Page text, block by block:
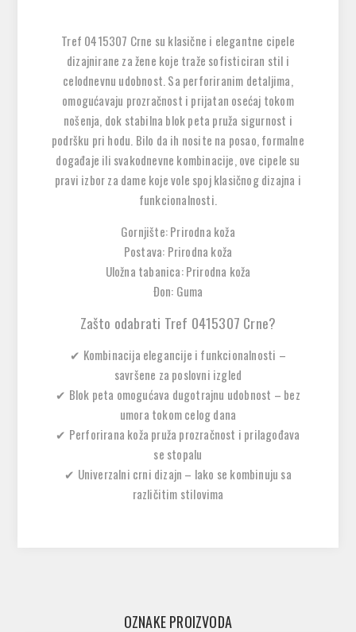
Tref 0415307 Crne su klasične i elegantne cipele
dizajnirane za žene koje traže sofisticiran stil i
celodnevnu udobnost. Sa perforiranim detaljima,
omogućavaju prozračnost i prijatan osećaj tokom
nošenja, dok stabilna blok peta pruža sigurnost i
podršku pri hodu. Bilo da ih nosite na posao, formalne
događaje ili svakodnevne kombinacije, ove cipele su
pravi izbor za dame koje vole spoj klasičnog dizajna i
funkcionalnosti.
Gornjište: Prirodna koža
Postava: Prirodna koža
Uložna tabanica: Prirodna koža
Đon: Guma
Zašto odabrati Tref 0415307 Crne?
✔ Kombinacija elegancije i funkcionalnosti –
savršene za poslovni izgled
✔ Blok peta omogućava dugotrajnu udobnost – bez
umora tokom celog dana
✔ Perforirana koža pruža prozračnost i prilagođava
se stopalu
✔ Univerzalni crni dizajn – lako se kombinuju sa
različitim stilovima
OZNAKE PROIZVODA